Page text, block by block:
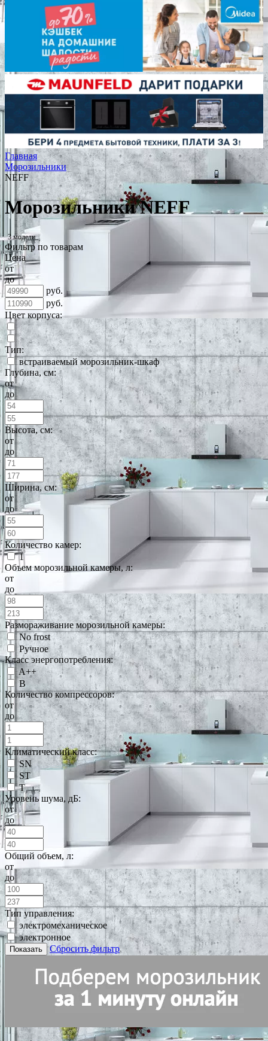
Главная
Морозильники
NEFF
Морозильники NEFF
3 модели
Фильтр по товарам
Цена
от
до
руб.
руб.
Цвет корпуса:
Тип:
встраиваемый морозильник-шкаф
Глубина, см:
от
до
Высота, см:
от
до
Ширина, см:
от
до
Количество камер:
1
Объем морозильной камеры, л:
от
до
Размораживание морозильной камеры:
No frost
Ручное
Класс энергопотребления:
A++
B
Количество компрессоров:
от
до
Климатический класс:
SN
ST
T
Уровень шума, дБ:
от
до
Общий объем, л:
от
до
Тип управления:
электромеханическое
электронное
Показать Сбросить фильтр